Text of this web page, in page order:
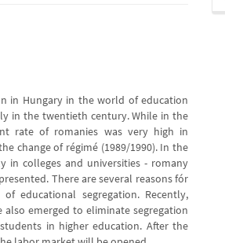
in Hungary in the world of education
in the twentieth century. While in the
rate of romanies was very high in
change of régimé (1989/1990). In the
in colleges and universities - romany
There are several reasons fór
educational segregation. Recently,
emerged to eliminate segregation
in higher education. After the